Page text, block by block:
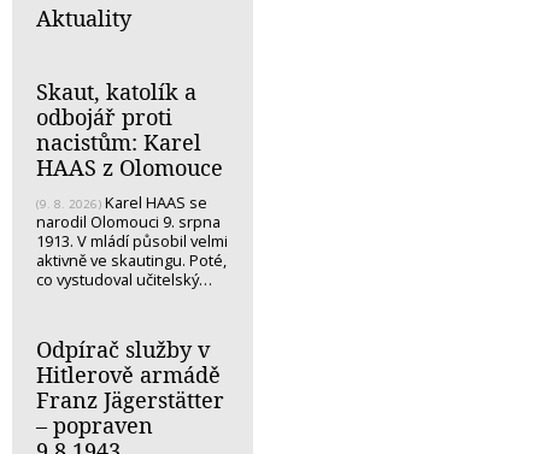
Aktuality
Skaut, katolík a
odbojář proti
nacistům: Karel
HAAS z Olomouce
(9. 8. 2026) Karel HAAS se
narodil Olomouci 9. srpna
1913. V mládí působil velmi
aktivně ve skautingu. Poté,
co vystudoval učitelský…
Odpírač služby v
Hitlerově armádě
Franz Jägerstätter
– popraven